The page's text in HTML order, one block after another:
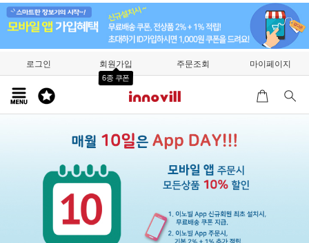
로그인 회원가입
6종 쿠폰
주문조회 마이페이지